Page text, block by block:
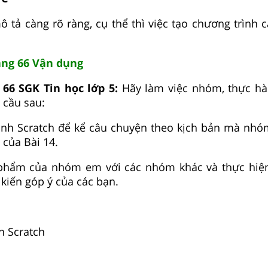
tả càng rõ ràng, cụ thể thì việc tạo chương trình
66 Vận dụng
SGK Tin học lớp 5: Hãy làm việc nhóm, thực
sau:
Scratch để kể câu chuyện theo kịch bản mà
Bài 14.
của nhóm em với các nhóm khác và thực
góp ý của các bạn.
Scratch